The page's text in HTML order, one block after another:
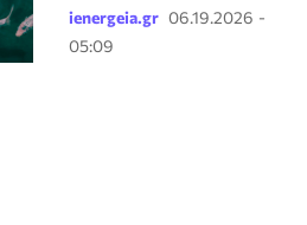
ienergeia.gr 06.19.2026 -
05:09